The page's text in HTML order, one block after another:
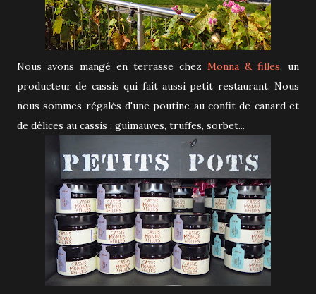
Nous avons mangé en terrasse chez Monna & filles, un
producteur de cassis qui fait aussi petit restaurant. Nous
nous sommes régalés d'une poutine au confit de canard et
de délices au cassis : guimauves, truffes, sorbet...